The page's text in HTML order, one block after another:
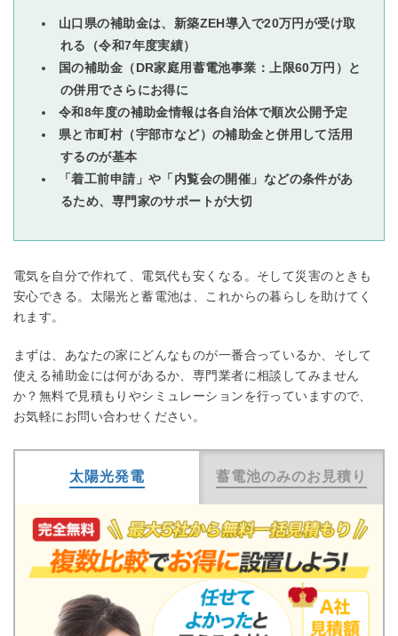
山口県の補助金は、新築ZEH導入で20万円が受け取
れる（令和7年度実績）
国の補助金（DR家庭用蓄電池事業：上限60万円）と
の併用でさらにお得に
令和8年度の補助金情報は各自治体で順次公開予定
県と市町村（宇部市など）の補助金と併用して活用
するのが基本
「着工前申請」や「内覧会の開催」などの条件があ
るため、専門家のサポートが大切
電気を自分で作れて、電気代も安くなる。そして災害のときも
安心できる。太陽光と蓄電池は、これからの暮らしを助けてく
れます。
まずは、あなたの家にどんなものが一番合っているか、そして
使える補助金には何があるか、専門業者に相談してみません
か？無料で見積もりやシミュレーションを行っていますので、
お気軽にお問い合わせください。
太陽光発電 蓄電池のみのお見積り